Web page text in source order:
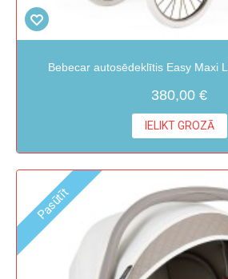
Bebecar autosēdeklītis Easy Maxi
380,00 €
IELIKT GROZĀ
Pasūtīt